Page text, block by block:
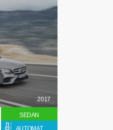
2017
SEDAN
AUTOMAT